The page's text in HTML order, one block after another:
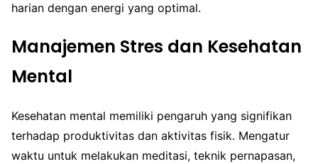
harian dengan energi yang optimal.
Manajemen Stres dan Kesehatan
Mental
Kesehatan mental memiliki pengaruh yang signifikan
terhadap produktivitas dan aktivitas fisik. Mengatur
waktu untuk melakukan meditasi, teknik pernapasan,